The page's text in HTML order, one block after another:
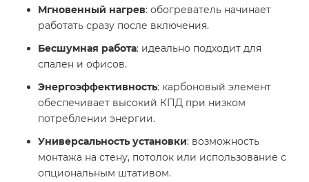
Мгновенный нагрев: обогреватель начинает
работать сразу после включения.
Бесшумная работа: идеально подходит для
спален и офисов.
Энергоэффективность: карбоновый элемент
обеспечивает высокий КПД при низком
потреблении энергии.
Универсальность установки: возможность
монтажа на стену, потолок или использование с
опциональным штативом.